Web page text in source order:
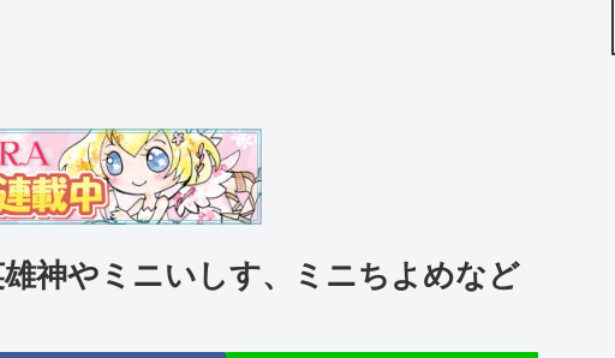
神やミニいしす、ミニちよめなど